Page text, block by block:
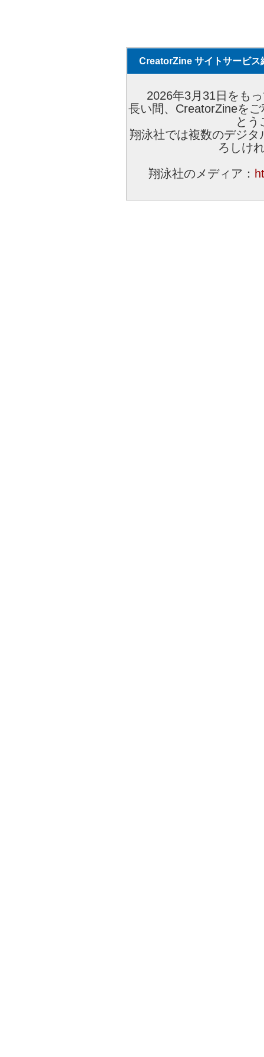
CreatorZine サイトサービス
2026年3月31日をも
長い間、CreatorZineを
とう
翔泳社では複数のデジ
ろしけ
翔泳社のメディア：